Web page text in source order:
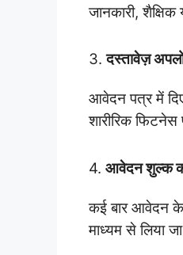
जानकारी,
3.दस्तावेज़
आवेदन पत्र में
शारीरिक
4. आवेदन शुल्क
कई बार आवेदन
माध्यम से लिया